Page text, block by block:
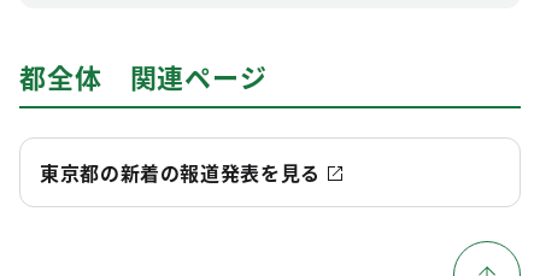
都全体 関連ページ
東京都の新着の報道発表を見る